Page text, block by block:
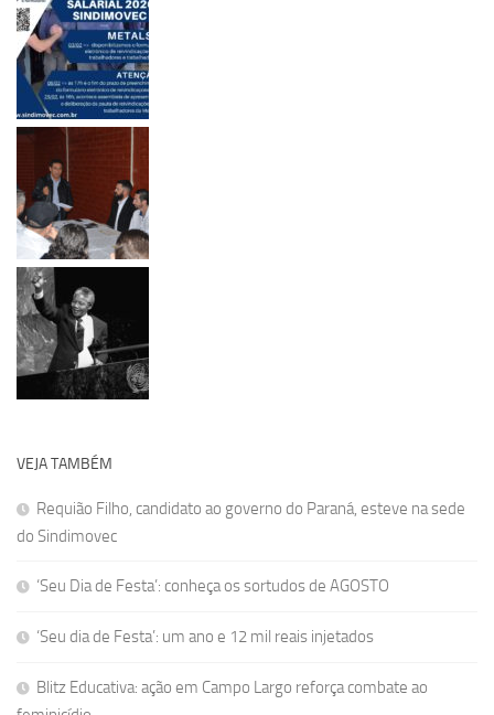
VEJA TAMBÉM
Requião Filho, candidato ao governo do Paraná, esteve na sede
do Sindimovec
‘Seu Dia de Festa’: conheça os sortudos de AGOSTO
‘Seu dia de Festa’: um ano e 12 mil reais injetados
Blitz Educativa: ação em Campo Largo reforça combate ao